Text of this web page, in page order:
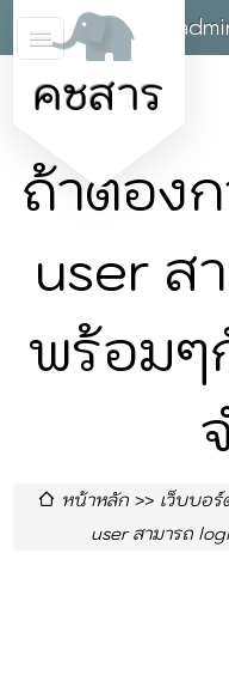
คชสาร
0868142004
ถ้าต้องก
user ส
พร้อมๆ
หน้าหลัก เว็บบอร์
user สามารถ